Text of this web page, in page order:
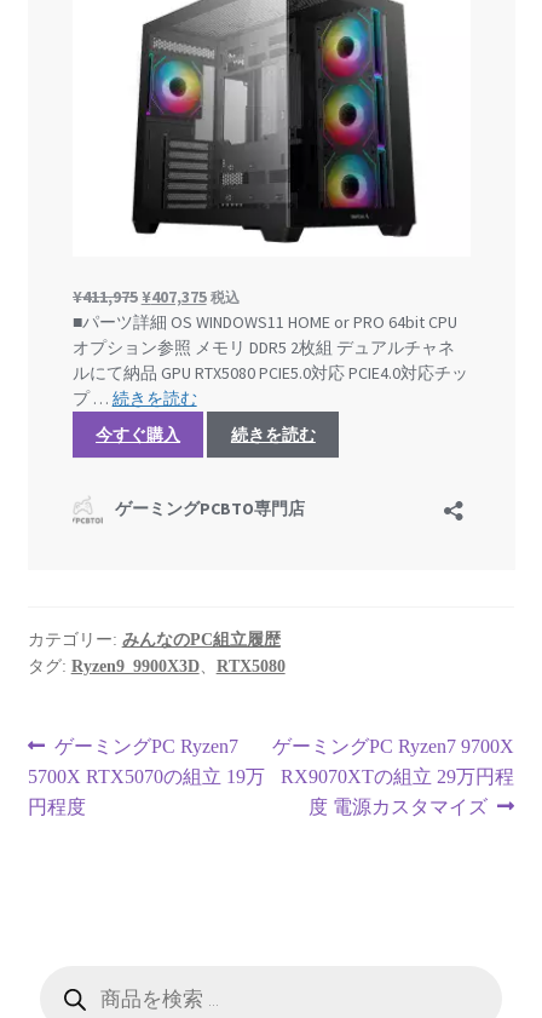
カテゴリー: みんなのPC組立履歴
タグ: Ryzen9_9900X3D、 RTX5080
投
稿
ー
前
の
投
ゲーミングPC Ryzen7
5700X RTX5070の組立 19万
円程度
次
の
ゲーミングPC Ryzen7 9700X
RX9070XTの組立 29万円程
度 電源カスタマイズ